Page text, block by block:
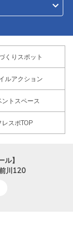
くりスポット
ルアクション
ントスペース
レスポTOP
ル】
川120